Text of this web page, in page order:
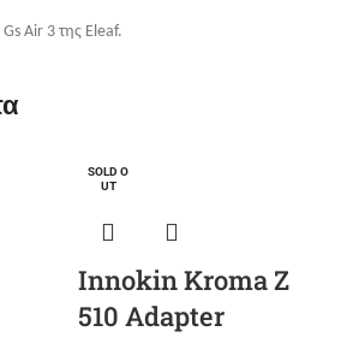
Gs Air 3 της Eleaf.
SOLD O
UT
Innokin Kroma Z
510 Adapter